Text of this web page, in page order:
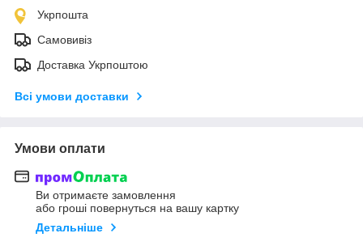
Укрпошта
Самовивіз
Доставка Укрпоштою
Всі умови доставки
Умови оплати
Ви отримаєте замовлення
або гроші повернуться на вашу картку
Детальніше